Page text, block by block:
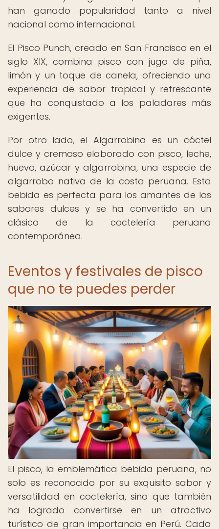
han ganado popularidad tanto a nivel
nacional como internacional.
El Pisco Punch, creado en San Francisco en el
siglo XIX, combina pisco con jugo de piña,
limón y un toque de canela, ofreciendo una
experiencia de sabor tropical y refrescante
que ha conquistado a los paladares más
exigentes.
Por otro lado, el Algarrobina es un cóctel
dulce y cremoso elaborado con pisco, leche,
huevo, azúcar y algarrobina, una especie de
algarrobo nativa de la costa peruana. Esta
bebida es perfecta para los amantes de los
sabores dulces y se ha convertido en un
clásico de la coctelería peruana
contemporánea.
Eventos y festivales de pisco
que no te puedes perder
El pisco, la emblemática bebida peruana, no
solo es reconocido por su exquisito sabor y
versatilidad en coctelería, sino que también
ha logrado convertirse en un atractivo
turístico de gran importancia en Perú. Cada